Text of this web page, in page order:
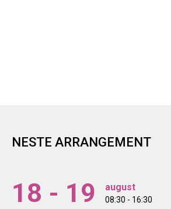
NESTE ARRANGEMENT
18 - 19 august
08:30 - 16:30